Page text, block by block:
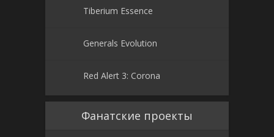
Tiberium Essence
Generals Evolution
Red Alert 3: Corona
Фанатские проекты